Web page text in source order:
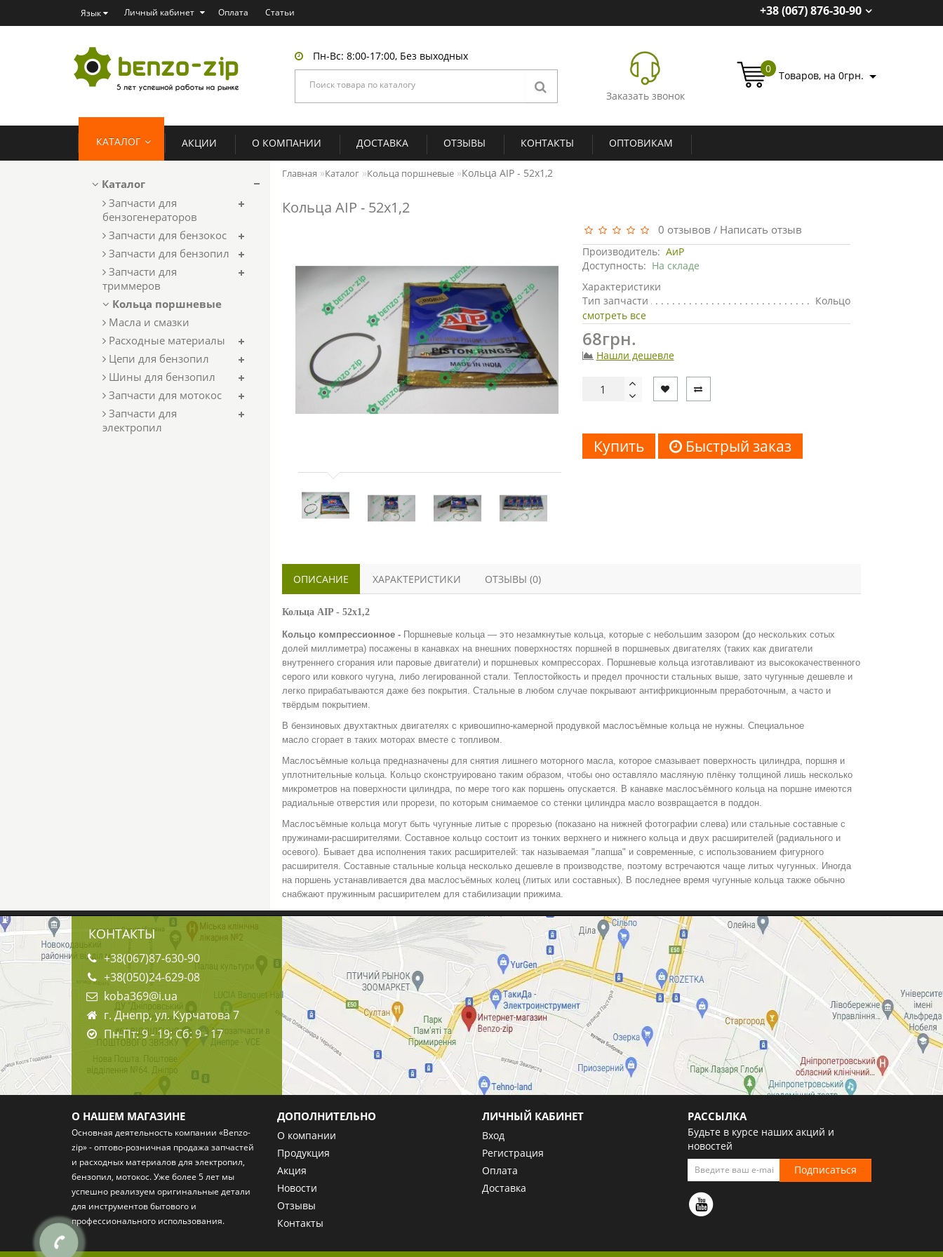
Язык Личный кабинет Оплата Статьи +38 (067) 876-30-90
Пн-Вс: 8:00-17:00, Без выходных
Заказать звонок
0
Товаров, на 0грн.
КАТАЛОГ АКЦИИ О КОМПАНИИ ДОСТАВКА ОТЗЫВЫ КОНТАКТЫ ОПТОВИКАМ
Каталог
Запчасти для
бензогенераторов
Запчасти для бензокос
Запчасти для бензопил
Запчасти для
триммеров
Кольца поршневые
Масла и смазки
Расходные материалы
Цепи для бензопил
Шины для бензопил
Запчасти для мотокос
Запчасти для
электропил
Главная Каталог Кольца поршневые Кольца AIP - 52х1,2
Кольца AIP - 52х1,2
0 отзывов / Написать отзыв
Производитель: АиР
Доступность: На складе
Характеристики
Тип запчасти
Кольцо
смотреть все
68грн.
Нашли дешевле
Купить Быстрый заказ
ОПИСАНИЕ ХАРАКТЕРИСТИКИ ОТЗЫВЫ (0)
Кольца AIP - 52х1,2
Кольцо компрессионное - Поршневые кольца — это незамкнутые кольца, которые с небольшим зазором (до нескольких сотых
долей миллиметра) посажены в канавках на внешних поверхностях поршней в поршневых двигателях (таких как двигатели
внутреннего сгорания или паровые двигатели) и поршневых компрессорах.
Поршневые кольца изготавливают из высококачественного
серого или ковкого чугуна, либо легированной стали. Теплостойкость и предел прочности стальных выше, зато чугунные дешевле и
легко прирабатываются даже без покрытия. Стальные в любом случае покрывают антифрикционным преработочным, а часто и
твёрдым покрытием.
В бензиновых двухтактных двигателях с кривошипно-камерной продувкой маслосъёмные кольца не нужны. Специальное
масло сгорает в таких моторах вместе с топливом.
Маслосъёмные кольца предназначены для снятия лишнего моторного масла, которое смазывает поверхность цилиндра, поршня и
уплотнительные кольца. Кольцо сконструировано таким образом, чтобы оно оставляло масляную плёнку толщиной лишь несколько
микрометров на поверхности цилиндра, по мере того как поршень опускается. В канавке маслосъёмного кольца на поршне имеются
радиальные отверстия или прорези, по которым снимаемое со стенки цилиндра масло возвращается в поддон.
Маслосъёмные кольца могут быть чугунные литые с прорезью (показано на нижней фотографии слева) или стальные составные с
пружинами-расширителями. Составное кольцо состоит из тонких верхнего и нижнего кольца и двух расширителей (радиального и
осевого). Бывает два исполнения таких расширителей: так называемая "лапша" и современные, с использованием фигурного
расширителя. Составные стальные кольца несколько дешевле в производстве, поэтому встречаются чаще литых чугунных. Иногда
на поршень устанавливается два маслосъёмных колец (литых или составных). В последнее время чугунные кольца также обычно
снабжают пружинным расширителем для стабилизации прижима.
КОНТАКТЫ
+38(067)87-630-90
+38(050)24-629-08
koba369@i.ua
г. Днепр, ул. Курчатова 7
Пн-Пт: 9 - 19; Сб: 9 - 17
О НАШЕМ МАГАЗИНЕ
Основная деятельность компании «Benzo-
zip» - оптово-розничная продажа запчастей
и расходных материаловдля электропил,
бензопил, мотокос. Уже более 5 лет мы
успешно реализуем оригинальные детали
для инструментов бытового и
профессионального использования.
ДОПОЛНИТЕЛЬНО
О компании
Продукция
Акция
Новости
Отзывы
Контакты
ЛИЧНЫЙ КАБИНЕТ
Вход
Регистрация
Оплата
Доставка
РАССЫЛКА
Будьте в курсе наших акций и
новостей
Подписаться